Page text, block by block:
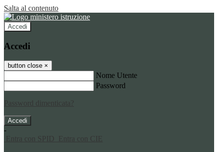
Salta al contenuto
Accedi
Accedi
button close ×
Nome Utente
Password
Password dimenticata?
-
Entra con SPID
Entra con CIE